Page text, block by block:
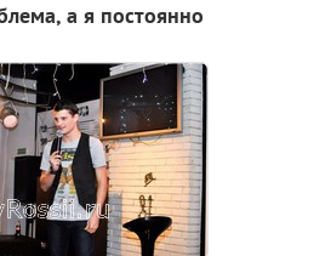
а я постоянно